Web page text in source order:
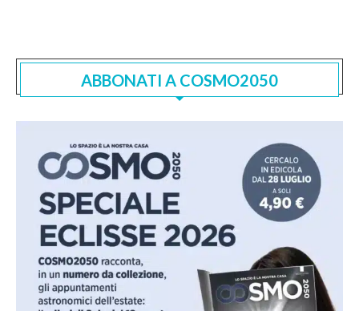
ABBONATI A COSMO2050